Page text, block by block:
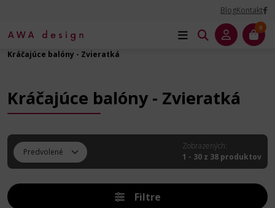
BlogKontakt
0
Balóny na Párty
Kráčajúce balóny - Zvieratká
Kráčajúce balóny - Zvieratká
Zobrazených:
1 - 30 z 38 produktov
Filtre